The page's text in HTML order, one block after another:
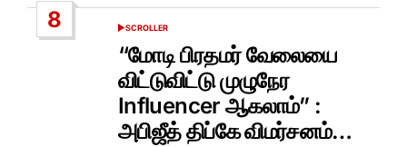
8
POSTED
IN
SCROLLER
“மோடி பிரதமர் வேலையை
விட்டுவிட்டு முழுநேர
Influencer ஆகலாம்” :
அபிஜீத் திப்கே விமர்சனம்…